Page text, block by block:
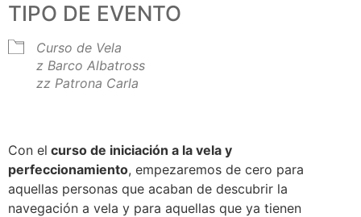
TIPO DE EVENTO
Curso de Vela
z Barco Albatross
zz Patrona Carla
Con el curso de iniciación a la vela y
perfeccionamiento, empezaremos de cero para
aquellas personas que acaban de descubrir la
navegación a vela y para aquellas que ya tienen